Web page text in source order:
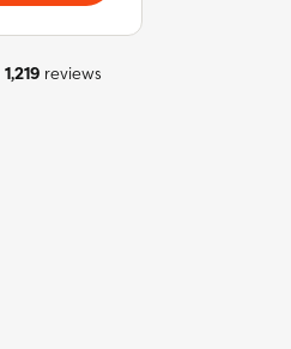
1,219reviews